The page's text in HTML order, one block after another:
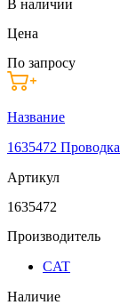
В наличии
Цена
По запросу
Название
1635472 Проводка
Артикул
1635472
Производитель
CAT
Наличие